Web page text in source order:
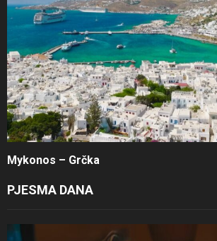
Mykonos – Grčka
PJESMA DANA